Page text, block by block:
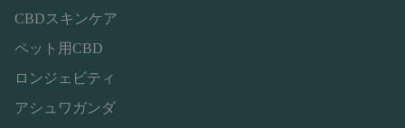
CBDスキンケア
ペット用CBD
ロンジェビティ
アシュワガンダ